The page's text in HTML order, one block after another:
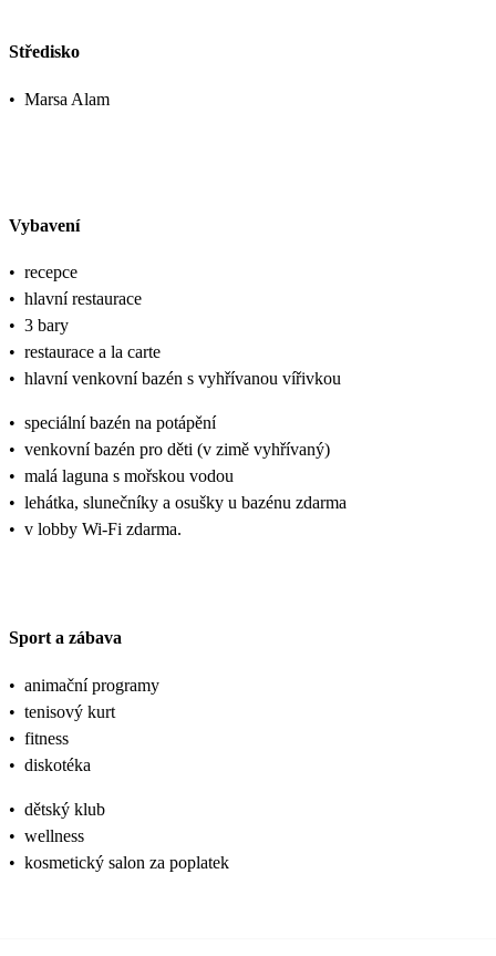
Středisko
• Marsa Alam
Vybavení
• recepce
• hlavní restaurace
• 3 bary
• restaurace a la carte
• hlavní venkovní bazén s vyhřívanou vířivkou
• speciální bazén na potápění
• venkovní bazén pro děti (v zimě vyhřívaný)
• malá laguna s mořskou vodou
• lehátka, slunečníky a osušky u bazénu zdarma
• v lobby Wi-Fi zdarma.
Sport a zábava
• animační programy
• tenisový kurt
• fitness
• diskotéka
• dětský klub
• wellness
• kosmetický salon za poplatek